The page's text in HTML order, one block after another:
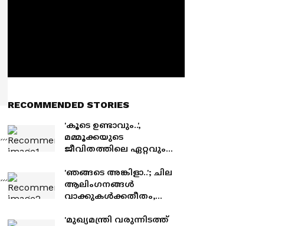
RECOMMENDED STORIES
'കൂടെ ഉണ്ടാവും..',
മമ്മൂക്കയുടെ
ജീവിതത്തിലെ ഏറ്റവും
തന്നെയാണ്'- വൈറൽ
'ഞങ്ങടെ അങ്കിളാ..'; ചില
ആലിം​ഗനങ്ങൾ
വാക്കുകൾക്കതീതം,
കണ്ണുനിറഞ്ഞ് ചാക്കോച്ചൻ
'മുഖ്യമന്ത്രി വരുന്നിടത്ത്